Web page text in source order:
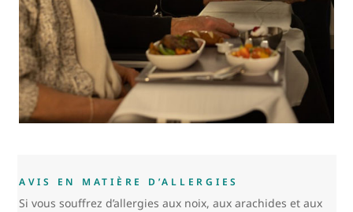
AVIS EN MATIÈRE D’ALLERGIES
Si vous souffrez d’allergies aux noix, aux arachides et aux